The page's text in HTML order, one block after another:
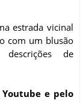
estrada vicinal
com um blusão
de
Youtube e pelo